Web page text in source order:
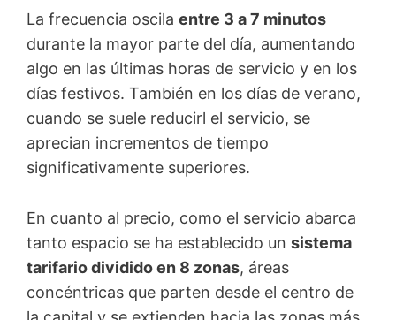
La frecuencia oscila entre 3 a 7 minutos
durante la mayor parte del día, aumentando
algo en las últimas horas de servicio y en los
días festivos. También en los días de verano,
cuando se suele reducirl el servicio, se
aprecian incrementos de tiempo
significativamente superiores.
En cuanto al precio, como el servicio abarca
tanto espacio se ha establecido un sistema
tarifario dividido en 8 zonas, áreas
concéntricas que parten desde el centro de